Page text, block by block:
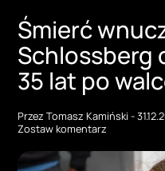
Śmierć
Schlossberg
35 lat po
PrzezTomasz Kamiński-
Zostaw komentarz